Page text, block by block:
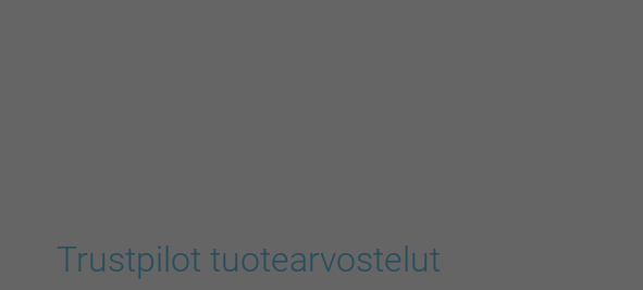
Trustpilot tuotearvostelut